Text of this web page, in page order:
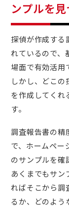
ンプルを
探偵が作成する
れているので、
場面で有効活用
しかし、どこの
を作成してくれ
す。
調査報告書の精
で、ホームペー
のサンプルを確
あくまでもサン
ればそこから調
るか、どのよう